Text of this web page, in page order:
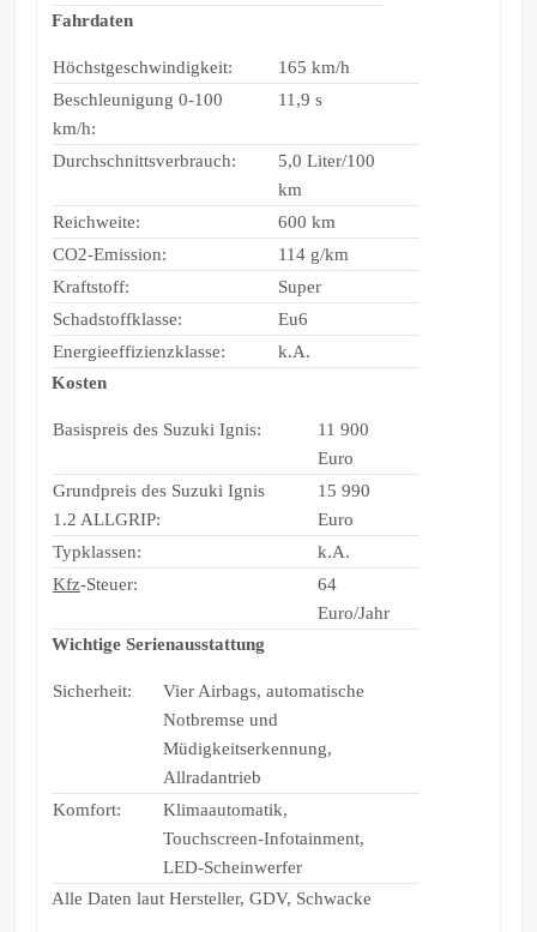
Fahrdaten
Höchstgeschwindigkeit:
165 km/h
Beschleunigung 0-100
km/h:
11,9 s
Durchschnittsverbrauch:
5,0 Liter/100
km
Reichweite:
600 km
CO2-Emission:
114 g/km
Kraftstoff:
Super
Schadstoffklasse:
Eu6
Energieeffizienzklasse:
k.A.
Kosten
Basispreis des Suzuki Ignis:
11 900
Euro
Grundpreis des Suzuki Ignis
1.2 ALLGRIP:
15 990
Euro
Typklassen:
k.A.
Kfz-Steuer:
64
Euro/Jahr
Wichtige Serienausstattung
Sicherheit:
Vier Airbags, automatische
Notbremse und
Müdigkeitserkennung,
Allradantrieb
Komfort:
Klimaautomatik,
Touchscreen-Infotainment,
LED-Scheinwerfer
Alle Daten laut Hersteller, GDV, Schwacke